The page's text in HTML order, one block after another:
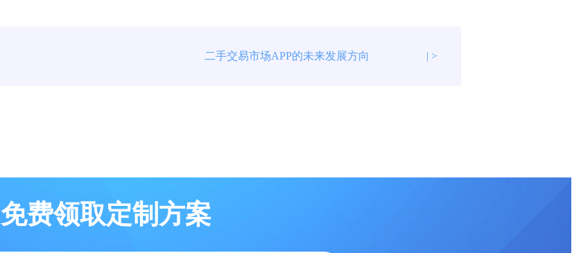
二手交易市场APP的未来发展方向 | >
免费领取定制方案